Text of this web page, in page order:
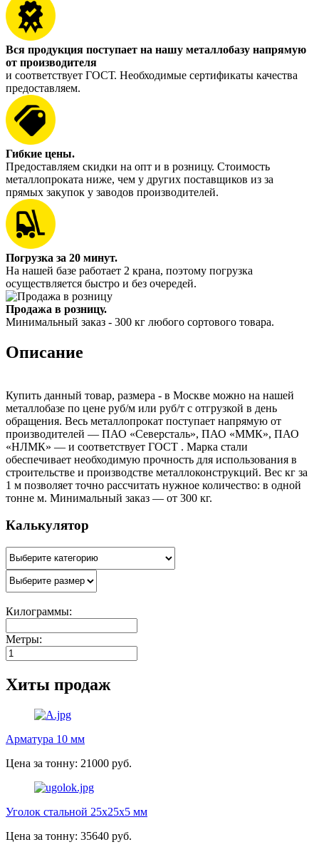
Вся продукция поступает на нашу металлобазу напрямую
от производителя
и соответствует ГОСТ. Необходимые сертификаты качества
предоставляем.
Гибкие цены.
Предоставляем скидки на опт и в розницу. Стоимость
металлопроката ниже, чем у других поставщиков из за
прямых закупок у заводов производителей.
Погрузка за 20 минут.
На нашей базе работает 2 крана, поэтому погрузка
осуществляется быстро и без очередей.
Продажа в розницу.
Минимальный заказ - 300 кг любого сортового товара.
Описание
Купить данный товар, размера - в Москве можно на нашей
металлобазе по цене руб/м или руб/т с отгрузкой в день
обращения. Весь металлопрокат поступает напрямую от
производителей — ПАО «Северсталь», ПАО «ММК», ПАО
«НЛМК» — и соответствует ГОСТ . Марка стали
обеспечивает необходимую прочность для использования в
строительстве и производстве металлоконструкций. Вес кг за
1 м позволяет точно рассчитать нужное количество: в одной
тонне м. Минимальный заказ — от 300 кг.
Калькулятор
Килограммы:
Метры:
Хиты продаж
Арматура 10 мм
Цена за тонну: 21000 руб.
Уголок стальной 25х25х5 мм
Цена за тонну: 35640 руб.